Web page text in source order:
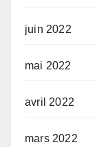
juin 2022
mai 2022
avril 2022
mars 2022